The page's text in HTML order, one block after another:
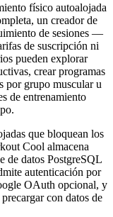
físico autoalojada
un creador de
de sesiones —
de suscripción ni
pueden explorar
crear programas
por grupo muscular u
de entrenamiento
que bloquean los
Cool almacena
de datos PostgreSQL
autenticación por
OAuth opcional, y
con datos de